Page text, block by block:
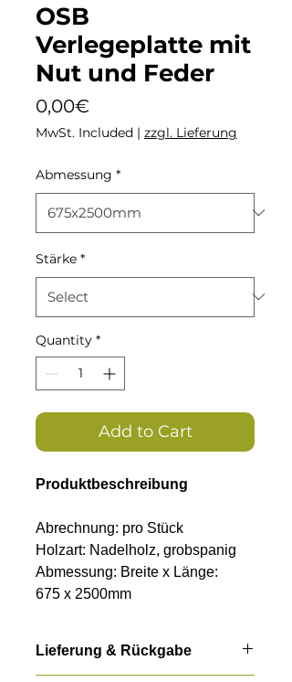
OSB
Verlegeplatte mit
Nut und Feder
0,00€
MwSt. Included | zzgl. Lieferung
Abmessung *
Stärke *
Quantity *
Add to Cart
Produktbeschreibung
Abrechnung: pro Stück
Holzart: Nadelholz, grobspanig
Abmessung: Breite x Länge:
675 x 2500mm
mit bauaufsichtlicher Zulassung
Lieferung & Rückgabe